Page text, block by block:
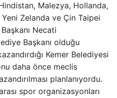
Malezya, Hollanda,
Zelanda ve Çin Taipei
Necati
Başkanı olduğu
Kemer Belediyesi
daha önce meclis
planlanıyordu.
spor organizasyonları